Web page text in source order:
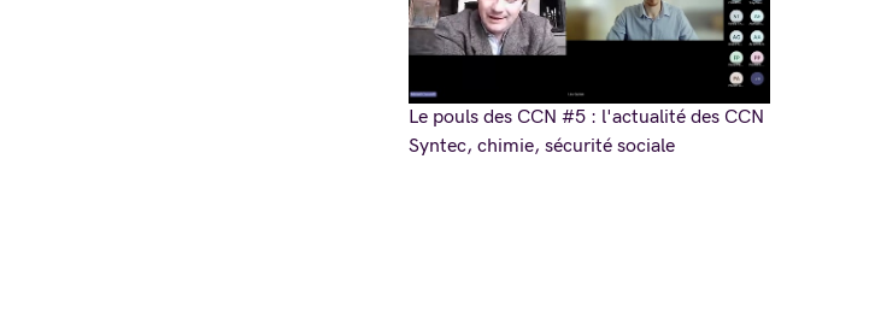
Le pouls des CCN #5 : l'actualité des CCN
Syntec, chimie, sécurité sociale